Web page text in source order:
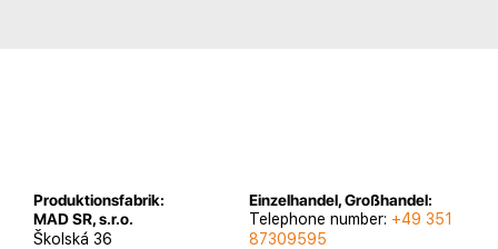
Produktionsfabrik:
MAD SR, s.r.o.
Školská 36
Einzelhandel, Großhandel:
Telephone number: +49 351
87309595